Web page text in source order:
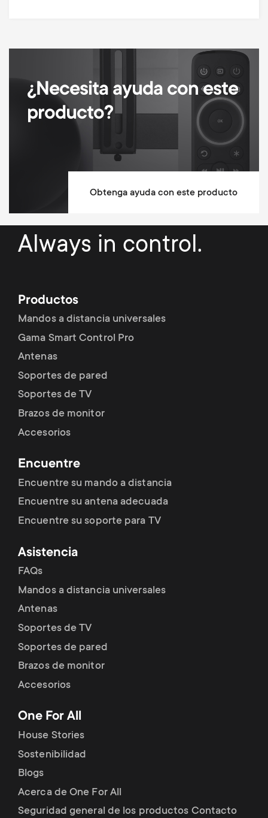
¿Necesita ayuda con este
producto?
Obtenga ayuda con este producto
Always in control.
Productos
Mandos a distancia universales
Gama Smart Control Pro
Antenas
Soportes de pared
Soportes de TV
Brazos de monitor
Accesorios
Encuentre
Encuentre su mando a distancia
Encuentre su antena adecuada
Encuentre su soporte para TV
Asistencia
FAQs
Mandos a distancia universales
Antenas
Soportes de TV
Soportes de pared
Brazos de monitor
Accesorios
One For All
House Stories
Sostenibilidad
Blogs
Acerca de One For All
Seguridad general de los productos Contacto